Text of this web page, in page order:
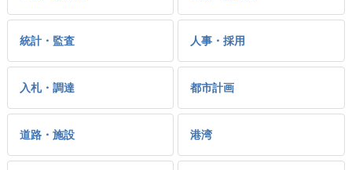
統計・監査 人事・採用
入札・調達 都市計画
道路・施設 港湾